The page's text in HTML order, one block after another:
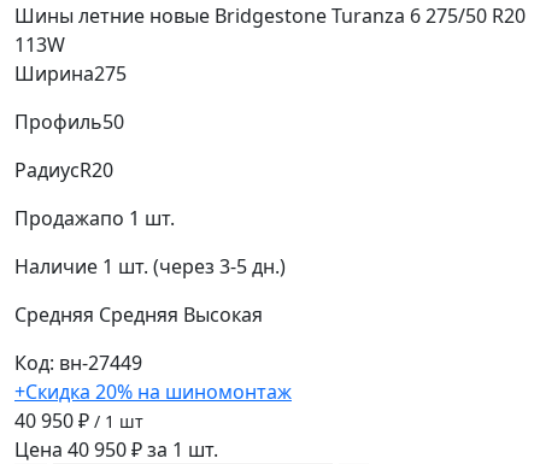
Шины летние новые Bridgestone Turanza 6 275/50 R20
113W
Ширина275
Профиль50
РадиусR20
Продажапо 1 шт.
Наличие 1 шт. (через 3-5 дн.)
Средняя Средняя Высокая
Код: вн-27449
+Скидка 20% на шиномонтаж
40 950 ₽ / 1 шт
Цена 40 950 ₽ за 1 шт.